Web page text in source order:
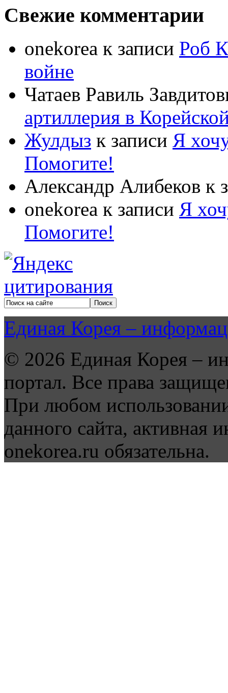
Свежие комментарии
onekorea к записи Роб
войне
Чатаев Равиль
артиллерия в
Жулдыз к записи Я
Помогите!
Александр Алибеков к
onekorea к записи Я
Помогите!
Единая Корея –
© 2026 Единая Корея –
портал. Все права
При любом
данного сайта, активная
onekorea.ru обязательна.